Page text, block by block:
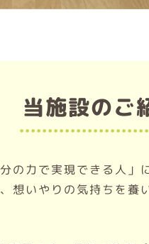
当施設のご
の力で実現できる人」
想いやりの気持ちを養